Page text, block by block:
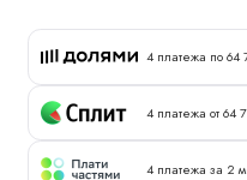
4 платежа по 64
4 платежа от 64
4 платежа за 2